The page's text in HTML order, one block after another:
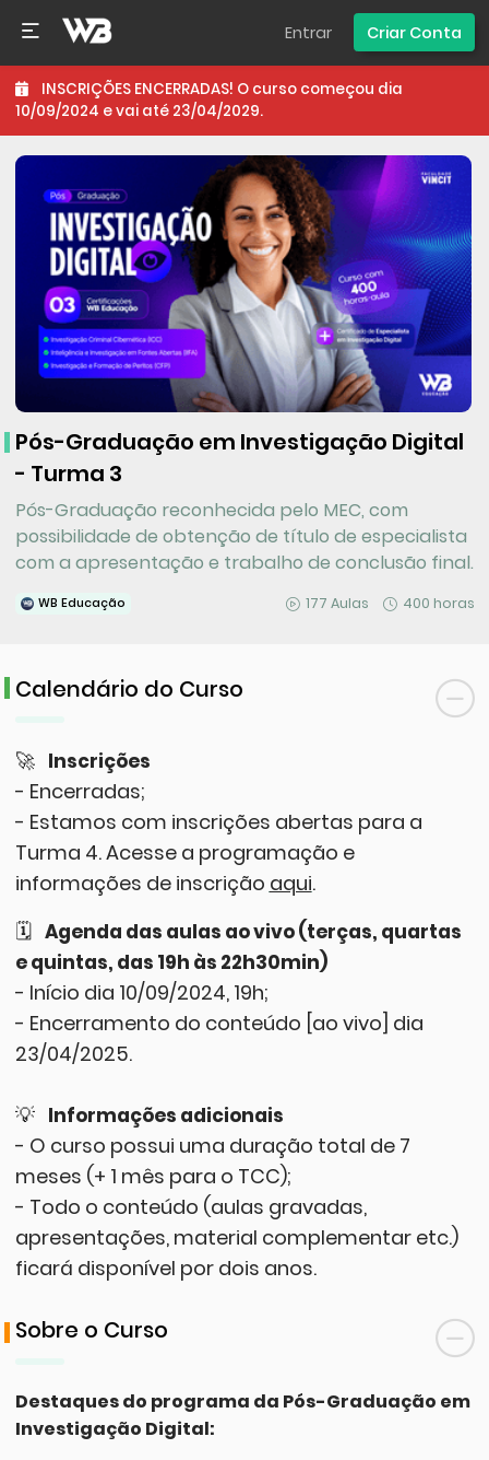
Entrar Criar Conta
INSCRIÇÕES ENCERRADAS! O curso começou dia
10/09/2024 e vai até 23/04/2029.
Pós-Graduação em Investigação Digital
- Turma 3
Pós-Graduação reconhecida pelo MEC, com
possibilidade de obtenção de título de especialista
com a apresentação e trabalho de conclusão final.
WB Educação 177 Aulas 400 horas
Calendário do Curso
🚀 Inscrições
- Encerradas;
- Estamos com inscrições abertas para a
Turma 4. Acesse a programação e
informações de inscrição aqui.
🗓 Agenda das aulas ao vivo (terças, quartas
e quintas, das 19h às 22h30min)
- Início dia 10/09/2024, 19h;
- Encerramento do conteúdo [ao vivo] dia
23/04/2025.
💡 Informações adicionais
- O curso possui uma duração total de 7
meses (+ 1 mês para o TCC);
- Todo o conteúdo (aulas gravadas,
apresentações, material complementar etc.)
ficará disponível por dois anos.
Sobre o Curso
Destaques do programa da Pós-Graduação em
Investigação Digital: